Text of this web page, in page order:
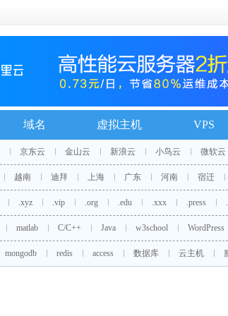
域名 虚拟主机 VPS
京东云 金山云 新浪云 小鸟云 微软云
越南 迪拜 上海 广东 河南 宿迁
.xyz .vip .org .edu .xxx .press
matlab C/C++ Java w3school WordPress
mongodb redis access 数据库 云主机